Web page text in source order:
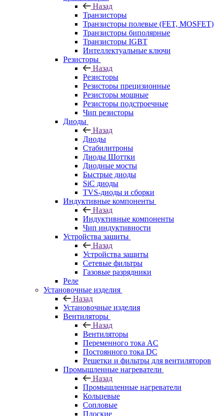
Назад
Транзисторы
Транзисторы полевые (FET, MOSFET)
Транзисторы биполярные
Транзисторы IGBT
Интеллектуальные ключи
Резисторы
Назад
Резисторы
Резисторы прецизионные
Резисторы мощные
Резисторы подстроечные
Чип резисторы
Диоды
Назад
Диоды
Стабилитроны
Диоды Шоттки
Диодные мосты
Быстрые диоды
SiC диоды
TVS-диоды и сборки
Индуктивные компоненты
Назад
Индуктивные компоненты
Чип индуктивности
Устройства защиты
Назад
Устройства защиты
Сетевые фильтры
Газовые разрядники
Реле
Установочные изделия
Назад
Установочные изделия
Вентиляторы
Назад
Вентиляторы
Переменного тока AC
Постоянного тока DC
Решетки и фильтры для вентиляторов
Промышленные нагреватели
Назад
Промышленные нагреватели
Кольцевые
Сопловые
Плоские